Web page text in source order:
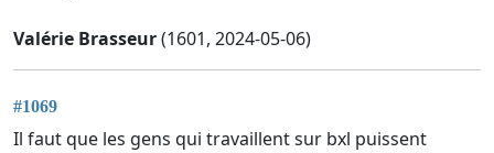
Valérie Brasseur(1601, 2024-05-06)
#1069
Il faut que les gens qui travaillent sur bxl puissent